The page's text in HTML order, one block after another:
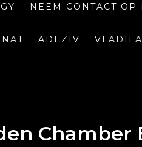
NEEM CONTACT OP
ADEZIV
Chamber